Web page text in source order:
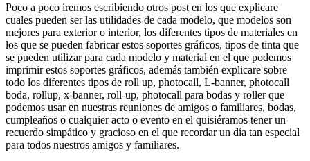
Poco a poco iremos escribiendo otros post en los que explicare
cuales pueden ser las utilidades de cada modelo, que modelos son
mejores para exterior o interior, los diferentes tipos de materiales en
los que se pueden fabricar estos soportes gráficos, tipos de tinta que
se pueden utilizar para cada modelo y material en el que podemos
imprimir estos soportes gráficos, además también explicare sobre
todo los diferentes tipos de roll up, photocall, L-banner, photocall
boda, rollup, x-banner, roll-up, photocall para bodas y roller que
podemos usar en nuestras reuniones de amigos o familiares, bodas,
cumpleaños o cualquier acto o evento en el quisiéramos tener un
recuerdo simpático y gracioso en el que recordar un día tan especial
para todos nuestros amigos y familiares.